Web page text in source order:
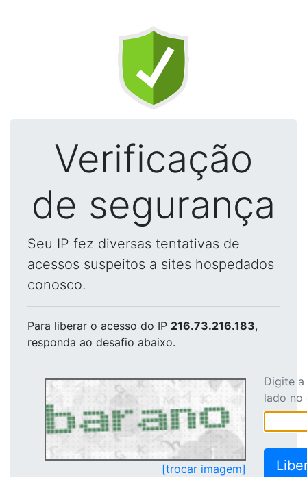
Verificação
de segurança
Seu IP fez diversas tentativas de
acessos suspeitos a sites hospedados
conosco.
Para liberar o acesso do IP 216.73.216.183,
responda ao desafio abaixo.
[trocar imagem]
Digite
lado no